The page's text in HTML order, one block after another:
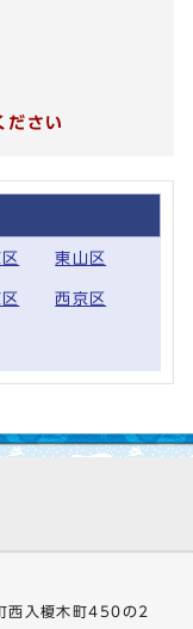
ださい
東山区
西京区
西入榎木町450の2